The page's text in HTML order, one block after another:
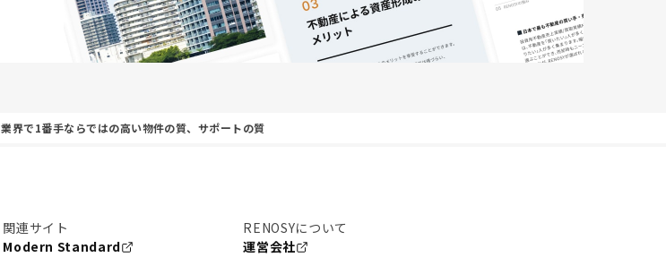
業界で1番手ならではの高い物件の質、サポートの質
関連サイト
Modern Standard
RENOSYについて
運営会社